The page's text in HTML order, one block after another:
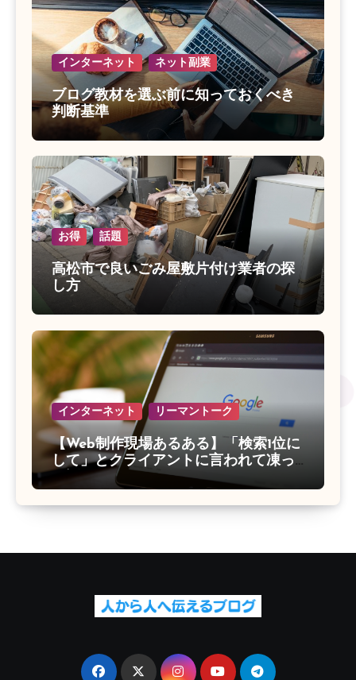
インターネット ネット副業
ブログ教材を選ぶ前に知っておくべき
判断基準
お得 話題
高松市で良いごみ屋敷片付け業者の探
し方
インターネット リーマントーク
【Web制作現場あるある】「検索1位に
して」とクライアントに言われて凍っ
た話